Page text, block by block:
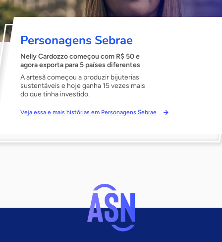
Personagens Sebrae
Nelly Cardozzo começou com R$ 50 e
agora exporta para 5 países diferentes
A artesã começou a produzir bijuterias
sustentáveis e hoje ganha 15 vezes mais
do que tinha investido.
Veja essa e mais histórias em Personagens Sebrae